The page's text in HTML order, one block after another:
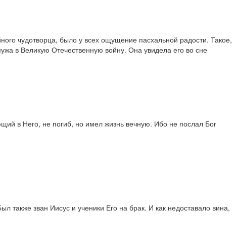
чудотворца, было у всех ощущение пасхальной радости. Такое,
в Великую Отечественную войну. Она увидела его во сне
в Него, не погиб, но имел жизнь вечную. Ибо не послал Бог
зван Иисус и ученики Его на брак. И как недоставало вина,